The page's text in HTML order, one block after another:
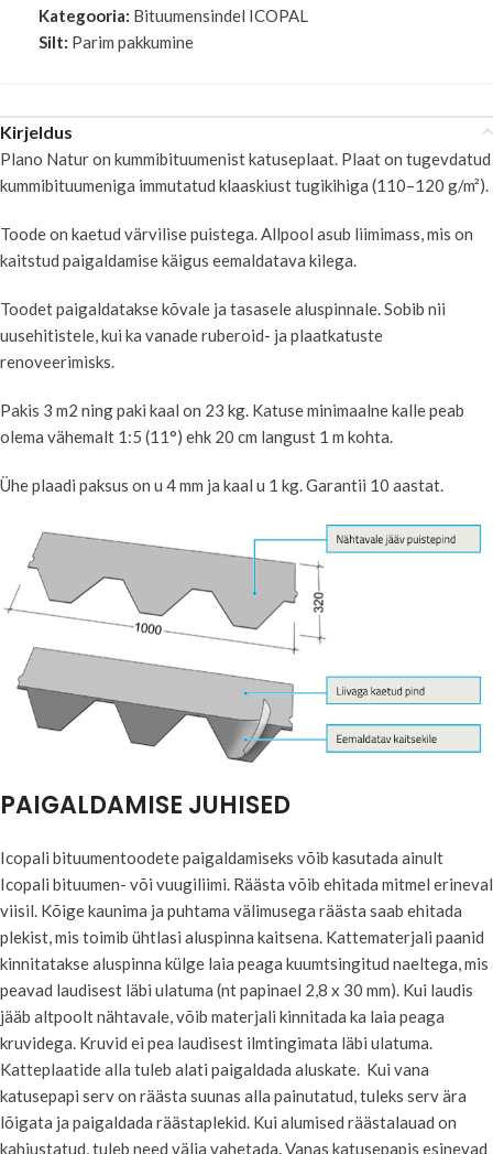
Kategooria: Bituumensindel ICOPAL
Silt: Parim pakkumine
Kirjeldus
Plano Natur on kummibituumenist katuseplaat. Plaat on tugevdatud
kummibituumeniga immutatud klaaskiust tugikihiga (110–120 g/m²).
Toode on kaetud värvilise puistega. Allpool asub liimimass, mis on
kaitstud paigaldamise käigus eemaldatava kilega.
Toodet paigaldatakse kõvale ja tasasele aluspinnale. Sobib nii
uusehitistele, kui ka vanade ruberoid- ja plaatkatuste
renoveerimisks.
Pakis 3 m2 ning paki kaal on 23 kg. Katuse minimaalne kalle peab
olema vähemalt 1:5 (11°) ehk 20 cm langust 1 m kohta.
Ühe plaadi paksus on u 4 mm ja kaal u 1 kg. Garantii 10 aastat.
PAIGALDAMISE JUHISED
Icopali bituumentoodete paigaldamiseks võib kasutada ainult
Icopali bituumen- või vuugiliimi. Räästa võib ehitada mitmel erineval
viisil. Kõige kaunima ja puhtama välimusega räästa saab ehitada
plekist, mis toimib ühtlasi aluspinna kaitsena. Kattematerjali paanid
kinnitatakse aluspinna külge laia peaga kuumtsingitud naeltega, mis
peavad laudisest läbi ulatuma (nt papinael 2,8 x 30 mm). Kui laudis
jääb altpoolt nähtavale, võib materjali kinnitada ka laia peaga
kruvidega. Kruvid ei pea laudisest ilmtingimata läbi ulatuma.
Katteplaatide alla tuleb alati paigaldada aluskate. Kui vana
katusepapi serv on räästa suunas alla painutatud, tuleks serv ära
lõigata ja paigaldada räästaplekid. Kui alumised räästalauad on
kahjustatud, tuleb need välja vahetada. Vanas katusepapis esinevad